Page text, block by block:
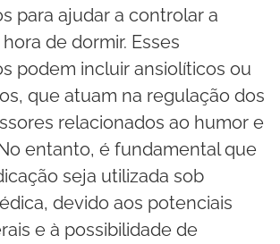
para ajudar a controlar a
de dormir. Esses
podem incluir ansiolíticos ou
que atuam na regulação dos
relacionados ao humor e
entanto, é fundamental que
seja utilizada sob
devido aos potenciais
e à possibilidade de